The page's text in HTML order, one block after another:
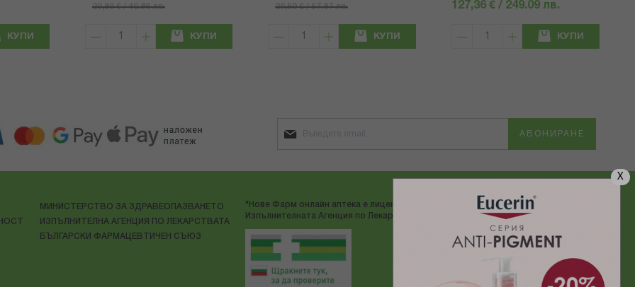
X
КУПИ
20,89 € / 40.86 лв.
КУПИ
29,59 € / 57.87 лв.
КУПИ
127,36 € / 249.09 лв.
КУПИ
АБОНИРАНЕ
МИНИСТЕРСТВО ЗА ЗДРАВЕОПАЗВАНЕТО
ИЗПЪЛНИТЕЛНА АГЕНЦИЯ ПО ЛЕКАРСТВАТА
БЪЛГАРСКИ ФАРМАЦЕВТИЧЕН СЪЮЗ
"Нове Фарм онлайн аптека е лицензирана от
Изпълнителната Агенция по Лекарствата"
ДОСТАВЯМЕ С: